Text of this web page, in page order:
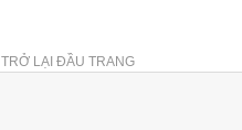
TRỞ LẠI ĐẦU TRANG